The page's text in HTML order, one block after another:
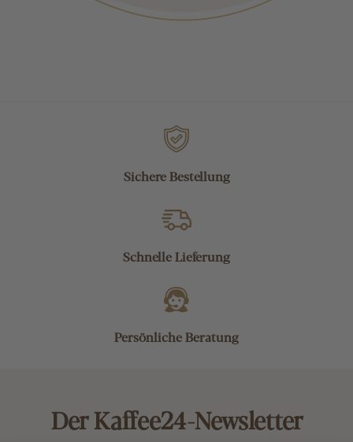
Sichere Bestellung
Schnelle Lieferung
Persönliche Beratung
Der Kaffee24-Newsletter